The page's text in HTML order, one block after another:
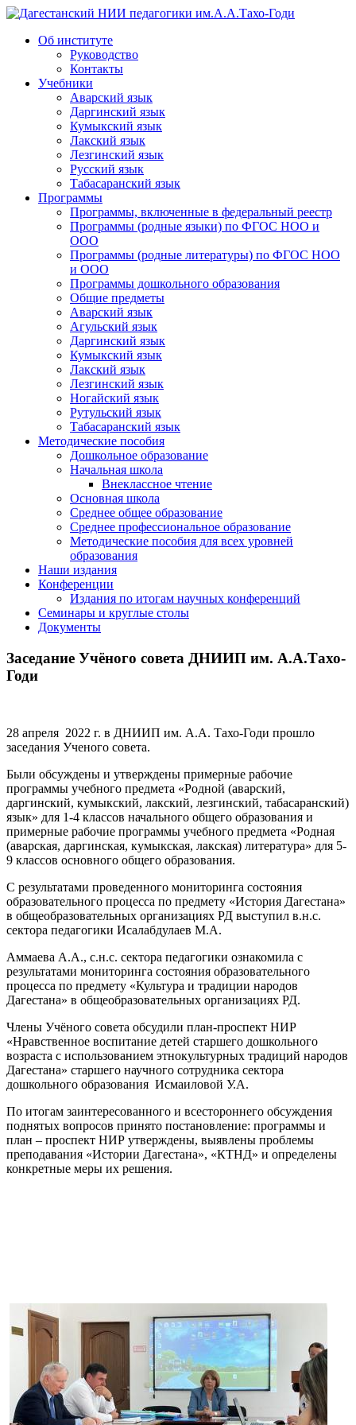
Дагестанский НИИ педагогики им.А.А.Тахо-Годи
Об институте
Руководство
Контакты
Учебники
Аварский язык
Даргинский язык
Кумыкский язык
Лакский язык
Лезгинский язык
Русский язык
Табасаранский язык
Программы
Программы, включенные в федеральный реестр
Программы (родные языки) по ФГОС НОО и
ООО
Программы (родные литературы) по ФГОС НОО
и ООО
Программы дошкольного образования
Общие предметы
Аварский язык
Агульский язык
Даргинский язык
Кумыкский язык
Лакский язык
Лезгинский язык
Ногайский язык
Рутульский язык
Табасаранский язык
Методические пособия
Дошкольное образование
Начальная школа
Внеклассное чтение
Основная школа
Среднее общее образование
Среднее профессиональное образование
Методические пособия для всех уровней
образования
Наши издания
Конференции
Издания по итогам научных конференций
Семинары и круглые столы
Документы
Заседание Учёного совета ДНИИП им. А.А.Тахо-
Годи
28 апреля 2022 г. в ДНИИП им. А.А. Тахо-Годи прошло
заседания Ученого совета.
Были обсуждены и утверждены примерные рабочие
программы учебного предмета «Родной (аварский,
даргинский, кумыкский, лакский, лезгинский, табасаранский)
язык» для 1-4 классов начального общего образования и
примерные рабочие программы учебного предмета «Родная
(аварская, даргинская, кумыкская, лакская) литература» для 5-
9 классов основного общего образования.
С результатами проведенного мониторинга состояния
образовательного процесса по предмету «История Дагестана»
в общеобразовательных организациях РД выступил в.н.с.
сектора педагогики Исалабдулаев М.А.
Аммаева А.А., с.н.с. сектора педагогики ознакомила с
результатами мониторинга состояния образовательного
процесса по предмету «Культура и традиции народов
Дагестана» в общеобразовательных организациях РД.
Члены Учёного совета обсудили план-проспект НИР
«Нравственное воспитание детей старшего дошкольного
возраста с использованием этнокультурных традиций народов
Дагестана» старшего научного сотрудника сектора
дошкольного образования Исмаиловой У.А.
По итогам заинтересованного и всестороннего обсуждения
поднятых вопросов принято постановление: программы и
план – проспект НИР утверждены, выявлены проблемы
преподавания «Истории Дагестана», «КТНД» и определены
конкретные меры их решения.